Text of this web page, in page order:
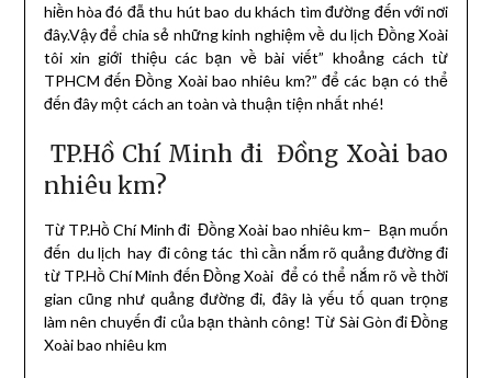
hiền hòa đó đẫ thu hút bao du khách tìm đường đến với nơi
đây.Vậy để chia sẻ những kinh nghiệm về du lịch Đồng Xoài
tôi xin giới thiệu các bạn về bài viết” khoảng cách từ
TPHCM đến Đồng Xoài bao nhiêu km?” để các bạn có thể
đến đây một cách an toàn và thuận tiện nhất nhé!
TP.Hồ Chí Minh đi Đồng Xoài bao
nhiêu km?
Từ TP.Hồ Chí Minh đi Đồng Xoài bao nhiêu km– Bạn muốn
đến du lịch hay đi công tác thì cần nắm rõ quảng đường đi
từ TP.Hồ Chí Minh đến Đồng Xoài để có thể nắm rõ về thời
gian cũng như quảng đường đi, đây là yếu tố quan trọng
làm nên chuyến đi của bạn thành công! Từ Sài Gòn đi Đồng
Xoài bao nhiêu km